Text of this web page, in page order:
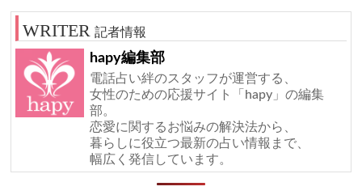
記者情報
hapy編集部
電話占い絆のスタッフが運営する、
女性のための応援サイト「hapy」の編集
部。
恋愛に関するお悩みの解決法から、
暮らしに役立つ最新の占い情報まで、
幅広く発信しています。